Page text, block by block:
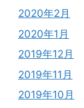
2020年2月
2020年1月
2019年12月
2019年11月
2019年10月